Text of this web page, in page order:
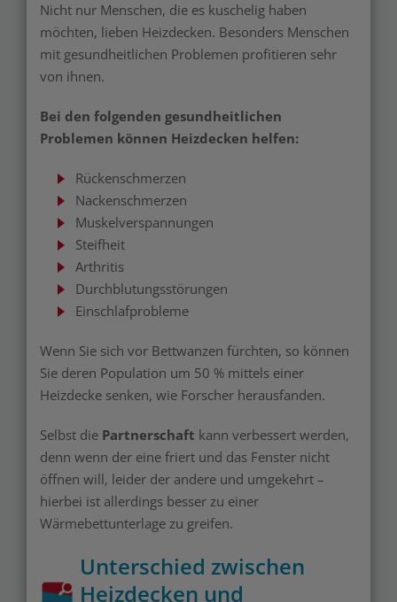
Nicht nur Menschen, die es kuschelig haben
möchten, lieben Heizdecken. Besonders Menschen
mit gesundheitlichen Problemen profitieren sehr
von ihnen.
Bei den folgenden gesundheitlichen
Problemen können Heizdecken helfen:
Rückenschmerzen
Nackenschmerzen
Muskelverspannungen
Steifheit
Arthritis
Durchblutungsstörungen
Einschlafprobleme
Wenn Sie sich vor Bettwanzen fürchten, so können
Sie deren Population um 50 % mittels einer
Heizdecke senken, wie Forscher herausfanden.
Selbst die Partnerschaft kann verbessert werden,
denn wenn der eine friert und das Fenster nicht
öffnen will, leider der andere und umgekehrt –
hierbei ist allerdings besser zu einer
Wärmebettunterlage zu greifen.
Unterschied zwischen
Heizdecken und